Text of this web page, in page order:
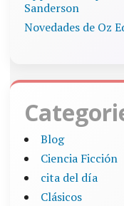
Sanderson
Novedades de Oz
Blog
Ciencia Ficción
cita del día
Clásicos